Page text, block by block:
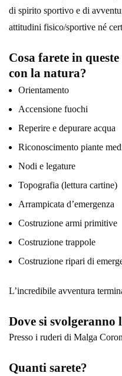
di spirito sportivo e di
attitudini fisico/sportive né
Cosa farete in
con la natura?
Orientamento
Accensione fuochi
Reperire e depurare acqua
Riconoscimento piante
Nodi e legature
Topografia (lettura cartine)
Arrampicata d’emergenza
Costruzione armi primitive
Costruzione trappole
Costruzione ripari di
L’incredibile avventura
Dove si svolgeranno
Presso i ruderi di Malga
Quanti sarete?